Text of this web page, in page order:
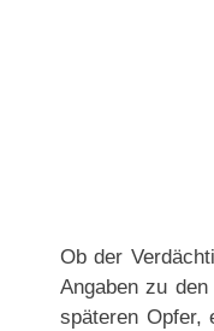
Ob der
Angaben zu
späteren Opfer,